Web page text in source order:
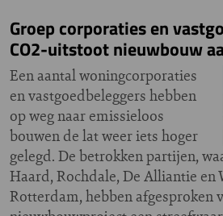
Groep corporaties en
CO2-uitstoot nieuwbouw
Een aantal woningcorporaties
en vastgoedbeleggers hebben
op weg naar emissieloos
bouwen de lat weer iets hoger
gelegd. De betrokken partijen,
Haard, Rochdale, De Alliantie en
Rotterdam, hebben afgesproken